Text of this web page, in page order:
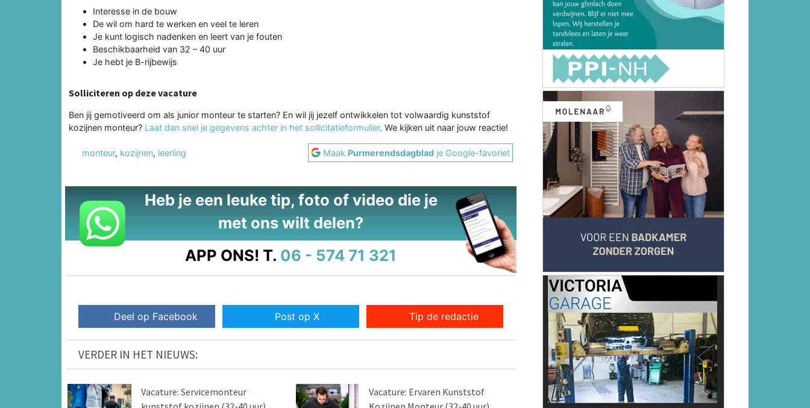
Interesse in de bouw
De wil om hard te werken en veel te leren
Je kunt logisch nadenken en leert van je fouten
Beschikbaarheid van 32 – 40 uur
Je hebt je B-rijbewijs
Solliciteren op deze vacature
Ben jij gemotiveerd om als junior monteur te starten? En wil jij jezelf ontwikkelen tot volwaardig kunststof
kozijnen monteur? Laat dan snel je gegevens achter in het sollicitatieformulier. We kijken uit naar jouw reactie!
monteur, kozijnen, leerling Maak Purmerendsdagblad je Google-favoriet
Heb je een leuke tip, foto of video die je
met ons wilt delen?
APP ONS! T. 06 - 574 71 321
Deel op Facebook Post op X Tip de redactie
VERDER IN HET NIEUWS:
Vacature: Servicemonteur
Vacature: Ervaren Kunststof